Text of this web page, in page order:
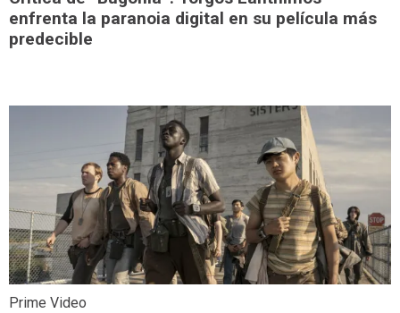
enfrenta la paranoia digital en su película más
predecible
Prime Video